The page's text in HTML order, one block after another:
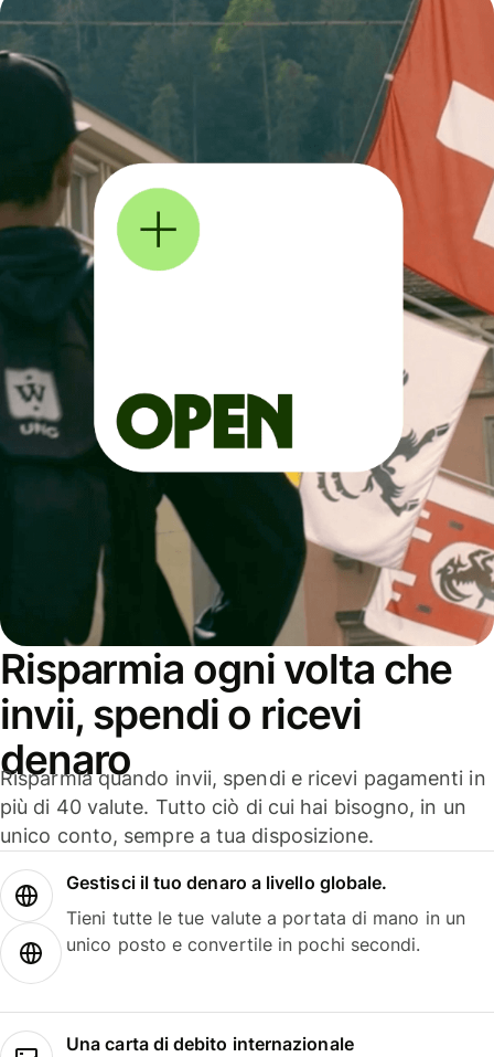
Risparmia ogni volta che
invii, spendi o ricevi
denaro
Risparmia quando invii, spendi e ricevi pagamenti in
più di 40 valute. Tutto ciò di cui hai bisogno, in un
unico conto, sempre a tua disposizione.
Gestisci il tuo denaro a livello globale.
Tieni tutte le tue valute a portata di mano in un
unico posto e convertile in pochi secondi.
Una carta di debito internazionale